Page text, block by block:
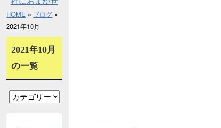
HOME » ブログ »
2021年10月
2021年10月
の一覧